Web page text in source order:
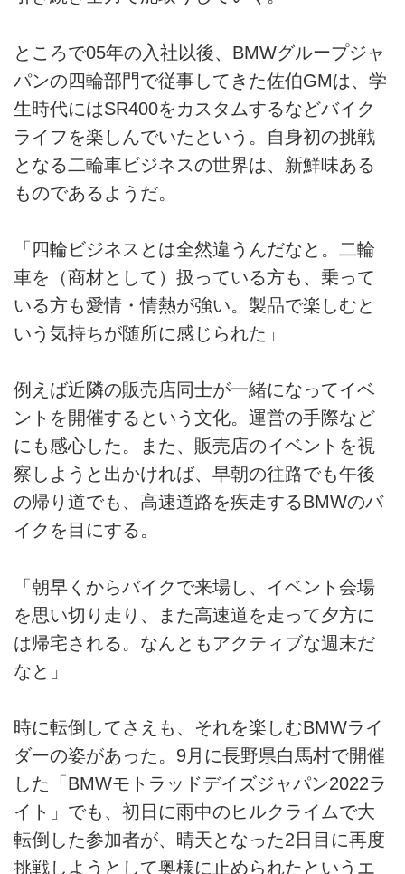
ところで05年の入社以後、BMWグループジャ
パンの四輪部門で従事してきた佐伯GMは、学
生時代にはSR400をカスタムするなどバイク
ライフを楽しんでいたという。自身初の挑戦
となる二輪車ビジネスの世界は、新鮮味ある
ものであるようだ。
「四輪ビジネスとは全然違うんだなと。二輪
車を（商材として）扱っている方も、乗って
いる方も愛情・情熱が強い。製品で楽しむと
いう気持ちが随所に感じられた」
例えば近隣の販売店同士が一緒になってイベ
ントを開催するという文化。運営の手際など
にも感心した。また、販売店のイベントを視
察しようと出かければ、早朝の往路でも午後
の帰り道でも、高速道路を疾走するBMWのバ
イクを目にする。
「朝早くからバイクで来場し、イベント会場
を思い切り走り、また高速道を走って夕方に
は帰宅される。なんともアクティブな週末だ
なと」
時に転倒してさえも、それを楽しむBMWライ
ダーの姿があった。9月に長野県白馬村で開催
した「BMWモトラッドデイズジャパン2022ラ
イト」でも、初日に雨中のヒルクライムで大
転倒した参加者が、晴天となった2日目に再度
挑戦しようとして奥様に止められたというエ